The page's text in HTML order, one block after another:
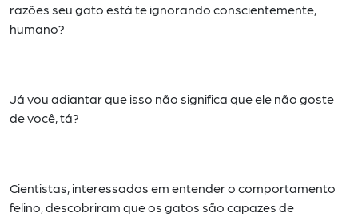
razões seu gato está te ignorando conscientemente,
humano?
Já vou adiantar que isso não significa que ele não goste
de você, tá?
Cientistas, interessados em entender o comportamento
felino, descobriram que os gatos são capazes de